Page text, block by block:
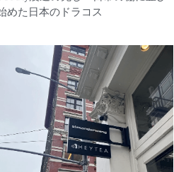
めた日本のドラコス